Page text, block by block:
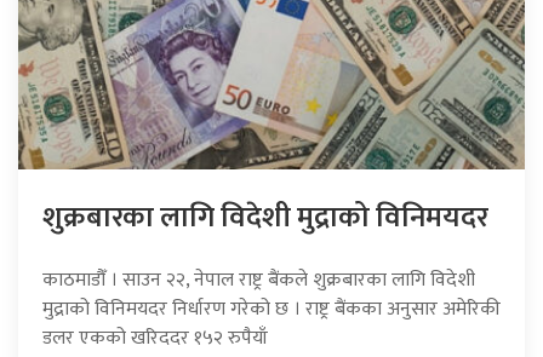
शुक्रबारका लागि विदेशी मुद्राको विनिमयदर
काठमाडौँ । साउन २२, नेपाल राष्ट्र बैंकले शुक्रबारका लागि विदेशी
मुद्राको विनिमयदर निर्धारण गरेको छ । राष्ट्र बैंकका अनुसार अमेरिकी
डलर एकको खरिददर १५२ रुपैयाँ